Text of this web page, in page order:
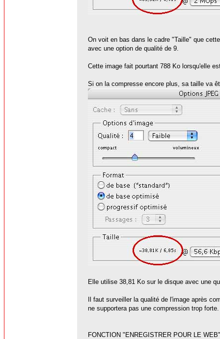
On voit en bas dans le cadre "Taille" que
avec une option de qualité de 9.
Cette image fait pourtant 788 Ko lorsqu'elle
Si on la compresse encore plus, sa taille va
Elle utilise 38,81 Ko sur le disque avec une
Il faut surveiller la qualité de l'image après
ne supportera pas une compression trop
FONCTION "ENREGISTRER POUR LE